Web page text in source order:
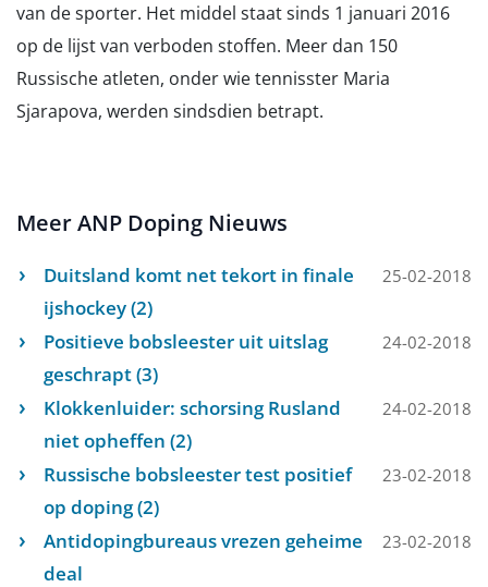
van de sporter. Het middel staat sinds 1 januari 2016
op de lijst van verboden stoffen. Meer dan 150
Russische atleten, onder wie tennisster Maria
Sjarapova, werden sindsdien betrapt.
Meer ANP Doping Nieuws
Duitsland komt net tekort in finale
ijshockey (2)
25-02-2018
Positieve bobsleester uit uitslag
geschrapt (3)
24-02-2018
Klokkenluider: schorsing Rusland
niet opheffen (2)
24-02-2018
Russische bobsleester test positief
op doping (2)
23-02-2018
Antidopingbureaus vrezen geheime
deal
23-02-2018